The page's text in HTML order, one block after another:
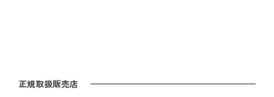
正規取扱販売店